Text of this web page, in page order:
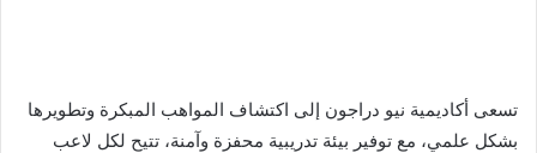
تسعى أكاديمية نيو دراجون إلى اكتشاف المواهب المبكرة وتطويرها
بشكل علمي، مع توفير بيئة تدريبية محفزة وآمنة، تتيح لكل لاعب